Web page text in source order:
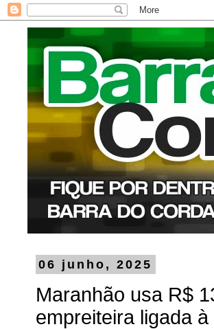
06 junho, 2025
Maranhão usa R$
empreiteira ligada